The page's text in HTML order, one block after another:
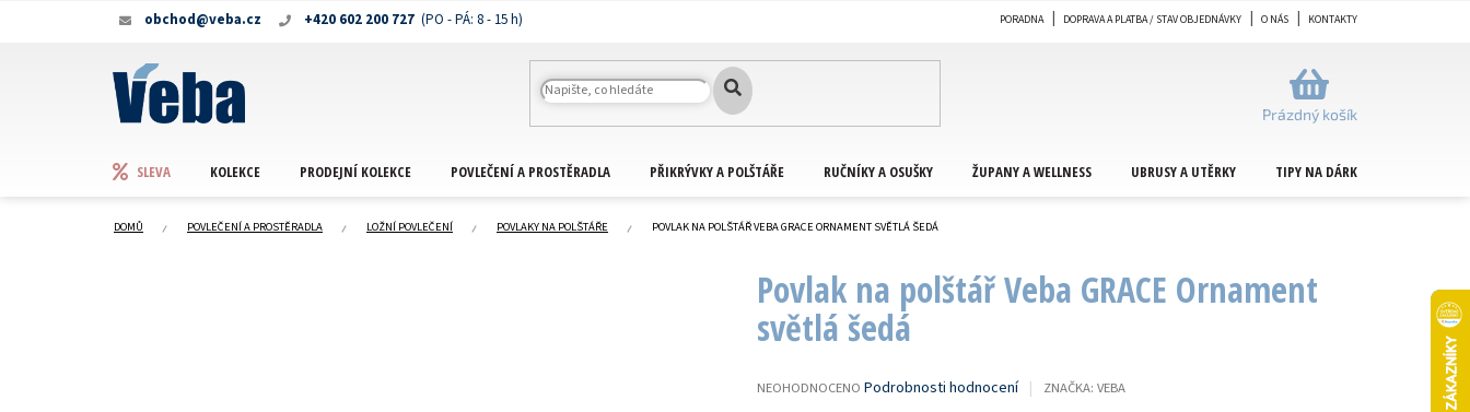
+420 602 200 727
obchod@veba.cz PORADNA DOPRAVA A PLATBA / STAV OBJEDNÁVKY O NÁS KONTAKTY
NÁKUPNÍ
KOŠÍK
Prázdný košík
SLEVA KOLEKCE PRODEJNÍ KOLEKCE POVLEČENÍ A PROSTĚRADLA PŘIKRÝVKY A POLŠTÁŘE RUČNÍKY A OSUŠKY ŽUPANY A WELLNESS UBRUSY A UTĚRKY TIPY NA DÁRKY
DOMŮ POVLEČENÍ A PROSTĚRADLA LOŽNÍ POVLEČENÍ POVLAKY NA POLŠTÁŘE POVLAK NA POLŠTÁŘ VEBA GRACE ORNAMENT SVĚTLÁ ŠEDÁ
Povlak na polštář Veba GRACE Ornament
světlá šedá
PRŮMĚRNÉ
NEOHODNOCENO Podrobnosti hodnocení ZNAČKA: VEBA